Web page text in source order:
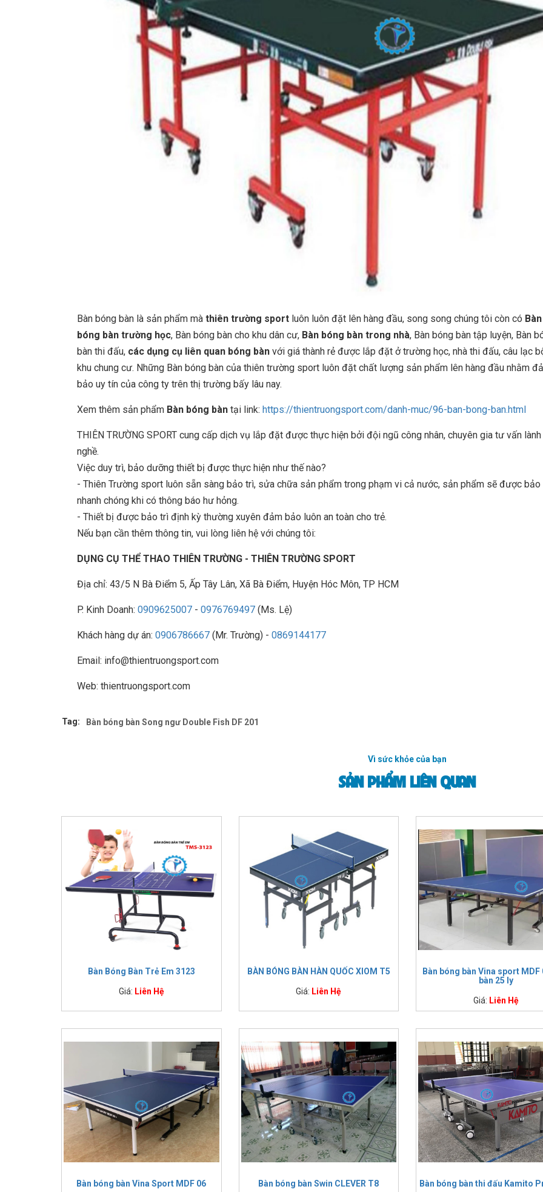
Bàn bóng bàn là sản phẩm mà thiên trường sport luôn luôn đặt lên hàng đầu, song song chúng tôi còn có Bàn
bóng bàn trường học, Bàn bóng bàn cho khu dân cư, Bàn bóng bàn trong nhà, Bàn bóng bàn tập luyện, Bàn
bàn thi đấu, các dụng cụ liên quan bóng bàn với giá thành rẻ được lắp đặt ở trường học, nhà thi đấu, câu lạc
khu chung cư. Những Bàn bóng bàn của thiên trường sport luôn đặt chất lượng sản phẩm lên hàng đầu nhằm
bảo uy tín của công ty trên thị trường bấy lâu nay.
Xem thêm sản phẩm Bàn bóng bàn tại link: https://thientruongsport.com/danh-muc/96-ban-bong-ban.html
THIÊN TRƯỜNG SPORT cung cấp dịch vụ lắp đặt được thực hiện bởi đội ngũ công nhân, chuyên gia tư vấn lành
nghề.
Việc duy trì, bảo dưỡng thiết bị được thực hiện như thế nào?
- Thiên Trường sport luôn sẵn sàng bảo trì, sửa chữa sản phẩm trong phạm vi cả nước, sản phẩm sẽ được bảo
nhanh chóng khi có thông báo hư hỏng.
- Thiết bị được bảo trì định kỳ thường xuyên đảm bảo luôn an toàn cho trẻ.
Nếu bạn cần thêm thông tin, vui lòng liên hệ với chúng tôi:
DỤNG CỤ THỂ THAO THIÊN TRƯỜNG - THIÊN TRƯỜNG SPORT
Địa chỉ: 43/5 N Bà Điểm 5, Ấp Tây Lân, Xã Bà Điểm, Huyện Hóc Môn, TP HCM
P. Kinh Doanh: 0909625007 - 0976769497 (Ms. Lệ)
Khách hàng dự án: 0906786667 (Mr. Trường) - 0869144177
Email: info@thientruongsport.com
Web: thientruongsport.com
Tag: Bàn bóng bàn Song ngư Double Fish DF 201
Vì sức khỏe của bạn
SẢN PHẨM LIÊN QUAN
Bàn Bóng Bàn Trẻ Em 3123
Giá: Liên Hệ
BÀN BÓNG BÀN HÀN QUỐC XIOM T5
Giá: Liên Hệ
Bàn bóng bàn Vina sport MDF
bàn 25 ly
Giá: Liên Hệ
Bàn bóng bàn Vina Sport MDF 06 Bàn bóng bàn Swin CLEVER T8 Bàn bóng bàn thi đấu Kamito